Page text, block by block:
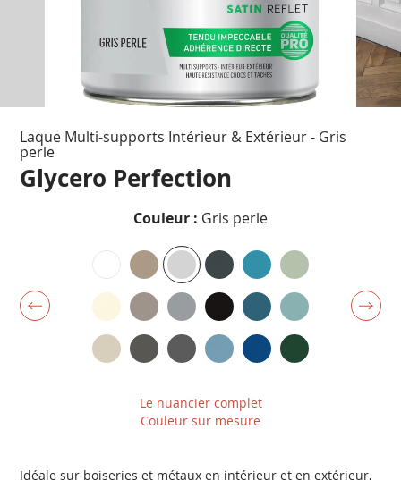
début
Laque Multi-supports Intérieur & Extérieur - Gris
perle
Glycero Perfection
Couleur : Gris perle
Le nuancier complet
Couleur sur mesure
Idéale sur boiseries et métaux en intérieur et en extérieur,